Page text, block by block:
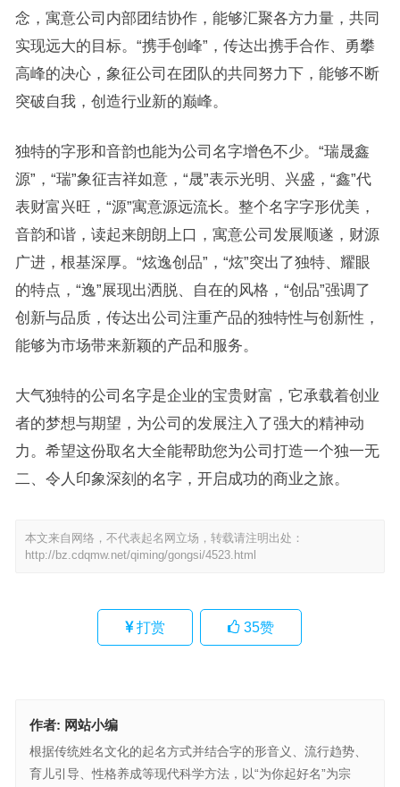
念，寓意公司内部团结协作，能够汇聚各方力量，共同
实现远大的目标。“携手创峰”，传达出携手合作、勇攀
高峰的决心，象征公司在团队的共同努力下，能够不断
突破自我，创造行业新的巅峰。
独特的字形和音韵也能为公司名字增色不少。“瑞晟鑫
源”，“瑞”象征吉祥如意，“晟”表示光明、兴盛，“鑫”代
表财富兴旺，“源”寓意源远流长。整个名字字形优美，
音韵和谐，读起来朗朗上口，寓意公司发展顺遂，财源
广进，根基深厚。“炫逸创品”，“炫”突出了独特、耀眼
的特点，“逸”展现出洒脱、自在的风格，“创品”强调了
创新与品质，传达出公司注重产品的独特性与创新性，
能够为市场带来新颖的产品和服务。
大气独特的公司名字是企业的宝贵财富，它承载着创业
者的梦想与期望，为公司的发展注入了强大的精神动
力。希望这份取名大全能帮助您为公司打造一个独一无
二、令人印象深刻的名字，开启成功的商业之旅。
本文来自网络，不代表起名网立场，转载请注明出处：
http://bz.cdqmw.net/qiming/gongsi/4523.html
打赏 35赞
作者: 网站小编
根据传统姓名文化的起名方式并结合字的形音义、流行趋势、
育儿引导、性格养成等现代科学方法，以“为你起好名”为宗